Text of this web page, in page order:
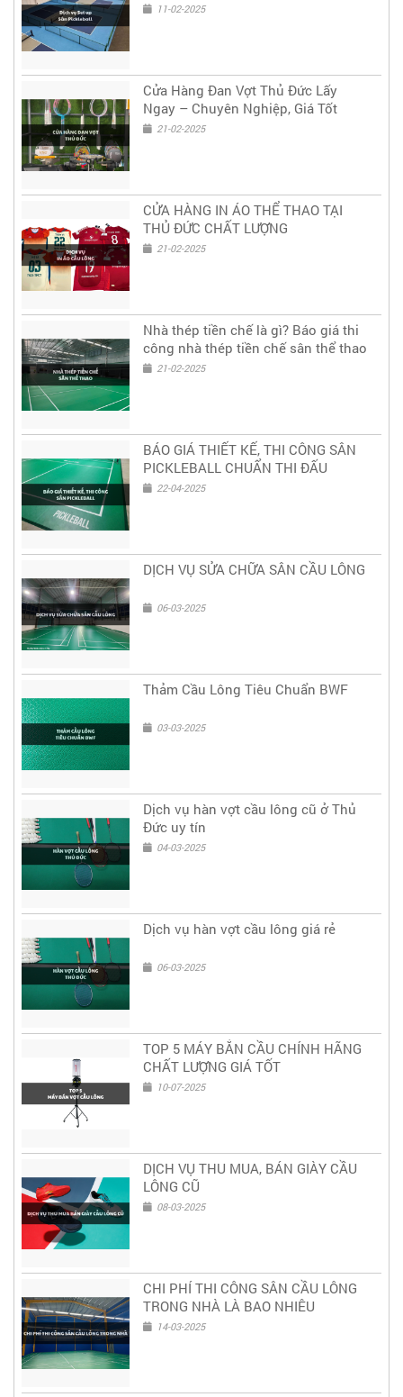
11-02-2025
Cửa Hàng Đan Vợt Thủ Đức Lấy
Ngay – Chuyên Nghiệp, Giá Tốt
21-02-2025
CỬA HÀNG IN ÁO THỂ THAO TẠI
THỦ ĐỨC CHẤT LƯỢNG
21-02-2025
Nhà thép tiền chế là gì? Báo giá thi
công nhà thép tiền chế sân thể thao
21-02-2025
BÁO GIÁ THIẾT KẾ, THI CÔNG SÂN
PICKLEBALL CHUẨN THI ĐẤU
22-04-2025
DỊCH VỤ SỬA CHỮA SÂN CẦU LÔNG
06-03-2025
Thảm Cầu Lông Tiêu Chuẩn BWF
03-03-2025
Dịch vụ hàn vợt cầu lông cũ ở Thủ
Đức uy tín
04-03-2025
Dịch vụ hàn vợt cầu lông giá rẻ
06-03-2025
TOP 5 MÁY BẮN CẦU CHÍNH HÃNG
CHẤT LƯỢNG GIÁ TỐT
10-07-2025
DỊCH VỤ THU MUA, BÁN GIÀY CẦU
LÔNG CŨ
08-03-2025
CHI PHÍ THI CÔNG SÂN CẦU LÔNG
TRONG NHÀ LÀ BAO NHIÊU
14-03-2025